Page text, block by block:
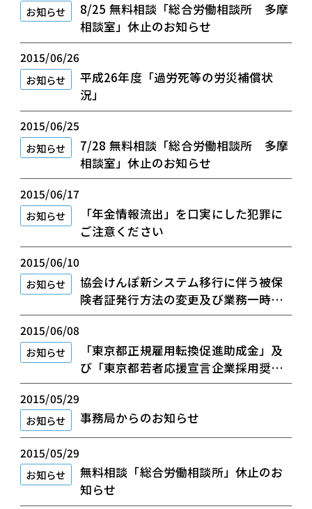
お知らせ
8/25 無料相談「総合労働相談所 多摩
相談室」休止のお知らせ
2015/06/26
お知らせ
平成26年度「過労死等の労災補償状
況」
2015/06/25
お知らせ
7/28 無料相談「総合労働相談所 多摩
相談室」休止のお知らせ
2015/06/17
お知らせ
「年金情報流出」を口実にした犯罪に
ご注意ください
2015/06/10
お知らせ
協会けんぽ新システム移行に伴う被保
険者証発行方法の変更及び業務一時休
止等に関するご案内
2015/06/08
お知らせ
「東京都正規雇用転換促進助成金」及
び「東京都若者応援宣言企業採用奨励
金」のご案内
2015/05/29
お知らせ 事務局からのお知らせ
2015/05/29
お知らせ
無料相談「総合労働相談所」休止のお
知らせ